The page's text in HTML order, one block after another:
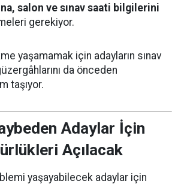
salon ve sınav saati bilgilerini
gerekiyor.
yaşamamak için adayların sınav
da önceden
taşıyor.
Adaylar İçin
Açılacak
yaşayabilecek adaylar için